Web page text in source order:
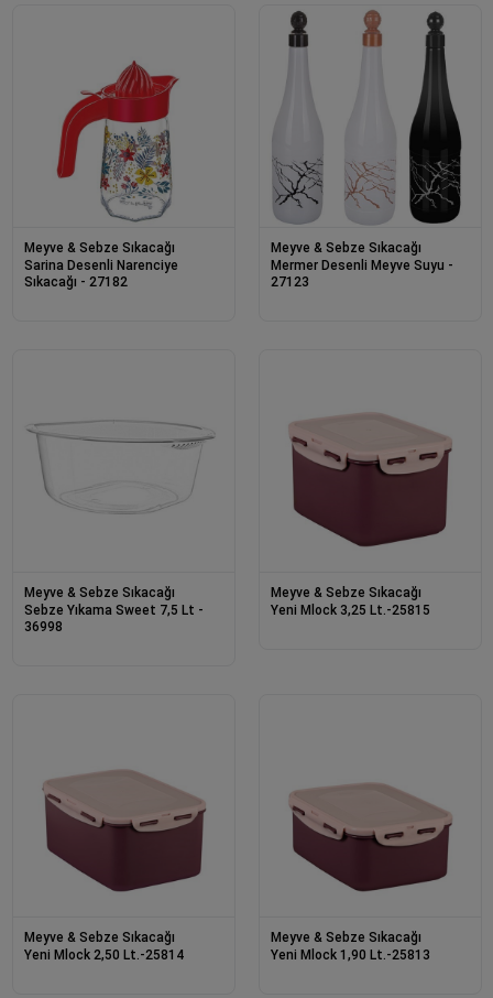
Meyve & Sebze Sıkacağı
Sarina Desenli Narenciye
Sıkacağı - 27182
Meyve & Sebze Sıkacağı
Mermer Desenli Meyve Suyu -
27123
Meyve & Sebze Sıkacağı
Sebze Yıkama Sweet 7,5 Lt -
36998
Meyve & Sebze Sıkacağı
Yeni Mlock 3,25 Lt.-25815
Meyve & Sebze Sıkacağı
Yeni Mlock 2,50 Lt.-25814
Meyve & Sebze Sıkacağı
Yeni Mlock 1,90 Lt.-25813